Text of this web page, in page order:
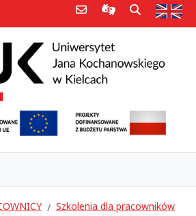
Poczta e-mailInformacje dla
Szukaj
Szkolenia dla pracowników